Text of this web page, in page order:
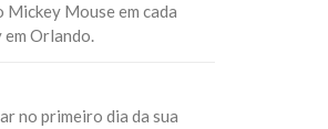
Mouse em cada
em Orlando.
no primeiro dia da sua